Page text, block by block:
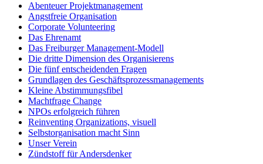
Abenteuer Projektmanagement
Angstfreie Organisation
Corporate Volunteering
Das Ehrenamt
Das Freiburger Management-Modell
Die dritte Dimension des Organisierens
Die fünf entscheidenden Fragen
Grundlagen des Geschäftsprozessmanagements
Kleine Abstimmungsfibel
Machtfrage Change
NPOs erfolgreich führen
Reinventing Organizations, visuell
Selbstorganisation macht Sinn
Unser Verein
Zündstoff für Andersdenker